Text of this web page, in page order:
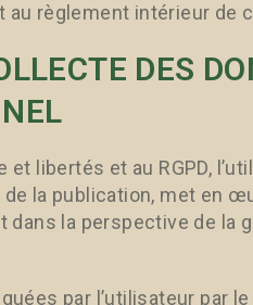
au règlement intérieur de
DES
libertés et au RGPD,
la publication, met en
dans la perspective de la
par l’utilisateur par